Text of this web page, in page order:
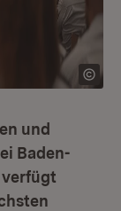
und
Baden-